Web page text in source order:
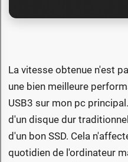
La vitesse obtenue n'est
une bien meilleure
USB3 sur mon pc
d'un disque dur
d'un bon SSD. Cela
quotidien de l'ordinateur